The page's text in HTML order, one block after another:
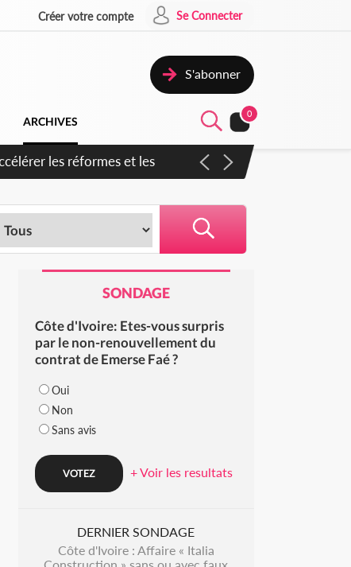
Créer votre compte Se Connecter
S'abonner
ARCHIVES
0
inspirer pour accélérer le
SONDAGE
Côte d'Ivoire: Etes-vous surpris
par le non-renouvellement du
contrat de Emerse Faé ?
Oui
Non
Sans avis
+ Voir les resultats
DERNIER SONDAGE
Côte d'Ivoire : Affaire « Italia